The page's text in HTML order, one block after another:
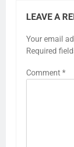
LEAVE A
Your email
Required
Comment *